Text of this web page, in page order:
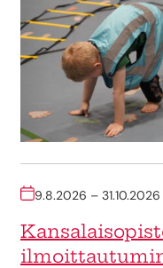
9.8.2026 – 31.10.2026